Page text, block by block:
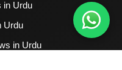
in Urdu
Urdu
in Urdu